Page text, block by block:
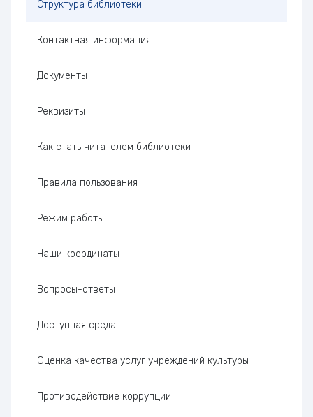
Структура библиотеки
Контактная информация
Документы
Реквизиты
Как стать читателем библиотеки
Правила пользования
Режим работы
Наши координаты
Вопросы-ответы
Доступная среда
Оценка качества услуг учреждений культуры
Проти­во­дей­ствие коррупции